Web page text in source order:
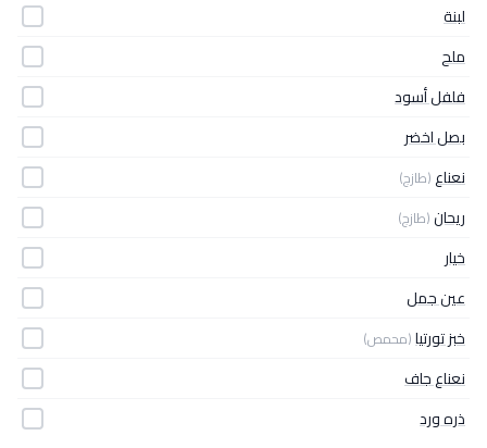
لبنة
ملح
فلفل أسود
بصل اخضر
نعناع(طازج)
ريحان(طازج)
خيار
عين جمل
خبز تورتيا(محمص)
نعناع جاف
ذره ورد